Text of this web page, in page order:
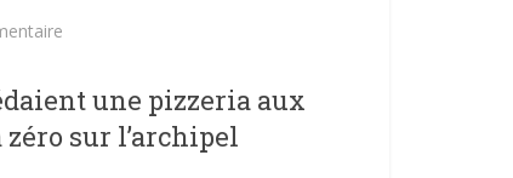
une pizzeria aux
sur l’archipel